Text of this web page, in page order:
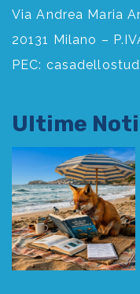
Via Andrea Maria
20131 Milano –
PEC:
Ultime